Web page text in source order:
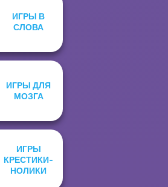
ИГРЫ В
СЛОВА
ИГРЫ ДЛЯ
МОЗГА
ИГРЫ
КРЕСТИКИ-
НОЛИКИ